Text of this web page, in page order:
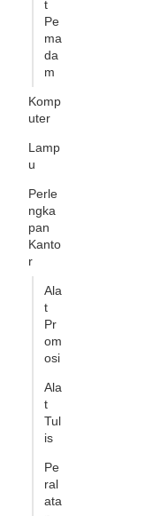
t
Pe
ma
da
m
Komp
uter
Lamp
u
Perle
ngka
pan
Kanto
r
Ala
t
Pr
om
osi
Ala
t
Tul
is
Pe
ral
ata